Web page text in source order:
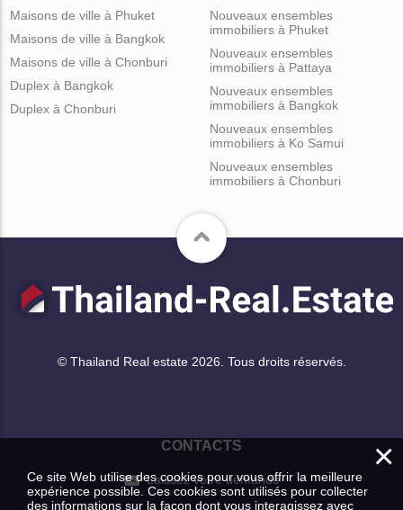
Maisons de ville à Phuket
Maisons de ville à Bangkok
Maisons de ville à Chonburi
Duplex à Bangkok
Duplex à Chonburi
Nouveaux ensembles
immobiliers à Phuket
Nouveaux ensembles
immobiliers à Pattaya
Nouveaux ensembles
immobiliers à Bangkok
Nouveaux ensembles
immobiliers à Ko Samui
Nouveaux ensembles
immobiliers à Chonburi
© Thailand Real estate 2026. Tous droits réservés.
CONTACTS
Laissez votre demande
×
Ce site Web utilise des cookies pour vous offrir la meilleure
expérience possible. Ces cookies sont utilisés pour collecter
des informations sur la façon dont vous interagissez avec